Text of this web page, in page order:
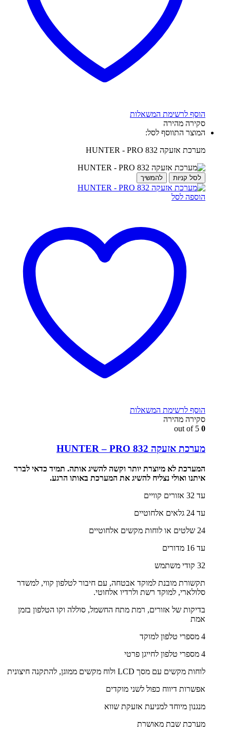
הוסף לרשימת המשאלות
סקירה מהירה
המוצר התווסף לסל:
מערכת אזעקה HUNTER - PRO 832
לסל קניות להמשיך
הוספה לסל
הוסף לרשימת המשאלות
סקירה מהירה
0
מערכת אזעקה HUNTER – PRO 832
המערכת לא מיוצרת יותר וקשה להשיג אותה. תמיד כדאי לברר
איתנו ואולי נצליח להשיג את המערכת באותו הרגע.
עד 32 אזורים קוויים
עד 24 גלאים אלחוטיים
24 שלטים או לוחות מקשים אלחוטיים
עד 16 מדורים
32 קודי משתמש
תקשורת מובנת למוקד אבטחה, עם חיבור לטלפון קווי, למשדר
סלולארי, למוקד רשת ולרדיו אלחוטי.
בדיקות של אזורים, רמת מתח החשמל, סוללה וקו הטלפון בזמן
אמת
4 מספרי טלפון למוקד
4 מספרי טלפון לחייגן פרטי
לוחות מקשים עם מסך LCD ולוח מקשים ממוגן, להתקנה חיצונית
אפשרות דיווח כפול לשני מוקדים
מנגנון מיוחד למניעת אזעקת שווא
מערכת שבת מאושרת